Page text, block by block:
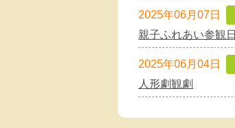
2025年06月07日
親子ふれあい参観日
2025年06月04日
人形劇観劇